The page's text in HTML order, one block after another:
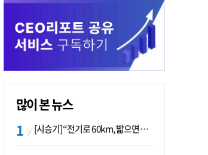
많이 본 뉴스
[시승기] “전기로 60km, 밟으면 462마력”…볼보 XC60 T8의 두 얼굴